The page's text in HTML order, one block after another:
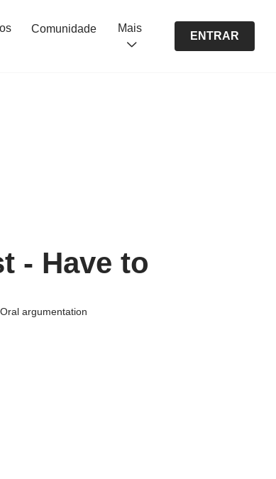
Cursos certificados Comunidade Mais
ENTRAR
- Have to
argumentation